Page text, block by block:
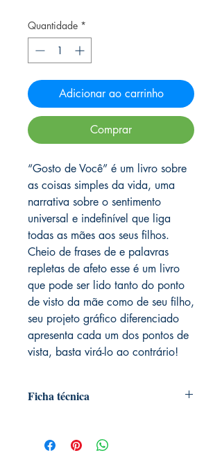
Quantidade *
Adicionar ao carrinho
Comprar
“Gosto de Você” é um livro sobre
as coisas simples da vida, uma
narrativa sobre o sentimento
universal e indefinível que liga
todas as mães aos seus filhos.
Cheio de frases de e palavras
repletas de afeto esse é um livro
que pode ser lido tanto do ponto
de visto da mãe como de seu filho,
seu projeto gráfico diferenciado
apresenta cada um dos pontos de
vista, basta virá-lo ao contrário!
Ficha técnica
Editora ‏ : ‎ VR Editora
Idioma ‏ : ‎ Português